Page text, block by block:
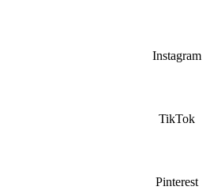
Instagram
TikTok
Pinterest